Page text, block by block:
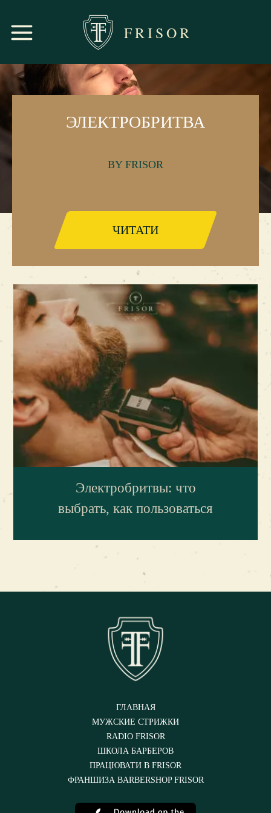
FRISOR
ЭЛЕКТРОБРИТВА
BY FRISOR
ЧИТАТИ
Электробритвы: что
выбрать, как пользоваться
ГЛАВНАЯ
МУЖСКИЕ СТРИЖКИ
RADIO FRISOR
ШКОЛА БАРБЕРОВ
ПРАЦЮВАТИ В FRISOR
ФРАНШИЗА BARBERSHOP FRISOR